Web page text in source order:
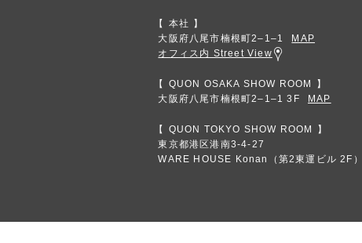
本社
大阪府八尾市楠根町2‒1‒1
MAP
オフィス内 Street View
QUON OSAKA SHOW ROOM
大阪府八尾市楠根町2‒1‒1 3F
MAP
QUON TOKYO SHOW ROOM
東京都港区港南3-4-27
WARE HOUSE Konan（第2東運ビル 2F）